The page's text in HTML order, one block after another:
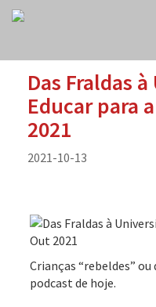
Das Fraldas
Educar para
2021
2021-10-13
Crianças “rebeldes”
podcast de hoje.